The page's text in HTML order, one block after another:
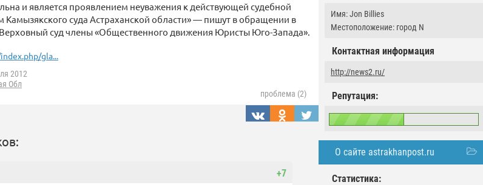
Имя: Jon Billies
Местоположение: город N
Контактная информация
http://news2.ru/
Репутация:
О сайте astrakhanpost.ru
Статистика:
и является проявлением неуважения к действующей судебной
Камызякского суда Астраханской области» — пишут в обращении в
суд члены «Общественного движения Юристы Юго-Запада».
gla...
2012
Обл
проблема (2)
+7